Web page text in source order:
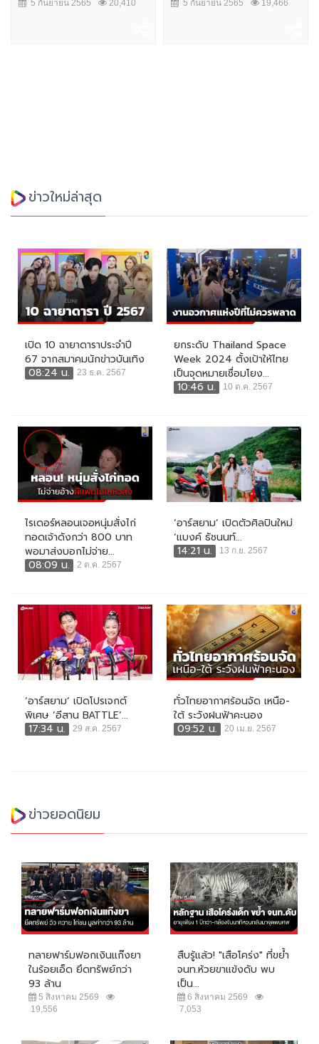
5 กันยายน 2565 20,410 5 กันยายน 2565 19,466
ข่าวใหม่ล่าสุด
เปิด 10 ฉายาดาราประจำปี
67 จากสมาคมนักข่าวบันเทิง
08:24 น.
23 ธ.ค. 2567
ยกระดับ Thailand Space
Week 2024 ตั้งเป้าให้ไทย
เป็นจุดหมายเชื่อมโยง...
10:46 น.
10 ต.ค. 2567
ไรเดอร์หลอนเจอหนุ่มสั่งไก่
ทอดเจ้าดังกว่า 800 บาท
พอมาส่งบอกไม่จ่าย...
08:09 น.
2 ต.ค. 2567
‘อาร์สยาม’ เปิดตัวศิลปินใหม่
‘แบงค์ ธัชนนท์...
14:21 น.
13 ก.ย. 2567
‘อาร์สยาม’ เปิดโปรเจกต์
พิเศษ ‘อีสาน BATTLE’...
17:34 น.
29 ส.ค. 2567
ทั่วไทยอากาศร้อนจัด เหนือ-
ใต้ ระวังฝนฟ้าคะนอง
09:52 น.
20 เม.ย. 2567
ข่าวยอดนิยม
ทลายฟาร์มฟอกเงินแก๊งยา
ในร้อยเอ็ด ยึดทรัพย์กว่า
93 ล้าน
5 สิงหาคม 2569
19,556
สืบรู้แล้ว! "เสือโคร่ง" ที่ขย้ำ
จนท.ห้วยขาแข้งดับ พบ
เป็น...
6 สิงหาคม 2569
7,053